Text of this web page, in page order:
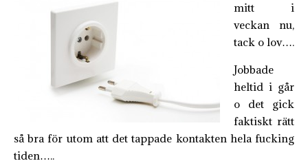
mitt i
veckan nu,
tack o lov….
Jobbade
heltid i går
o det gick
faktiskt rätt
så bra för utom att det tappade kontakten hela fucking
tiden…..